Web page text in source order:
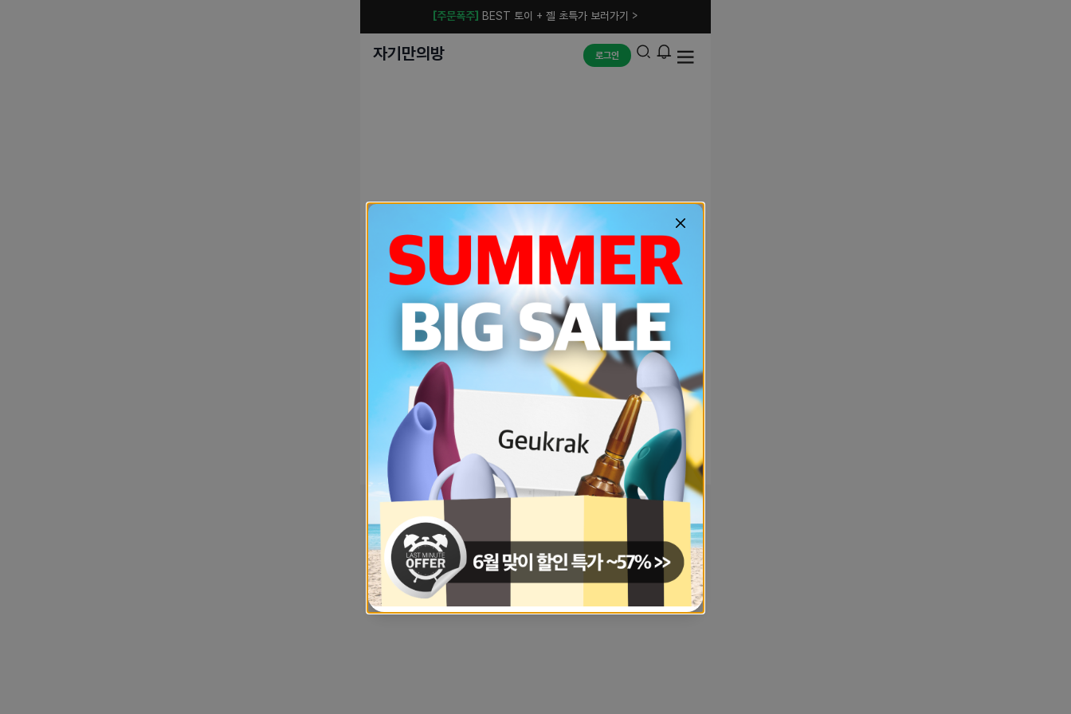
[주문폭주] BEST 토이 + 젤 초특가 보러가기 >
자기만의방 로그인
예상치 못한 에러입니다.